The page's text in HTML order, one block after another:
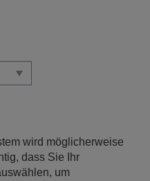
wird möglicherweise
dass Sie Ihr
um